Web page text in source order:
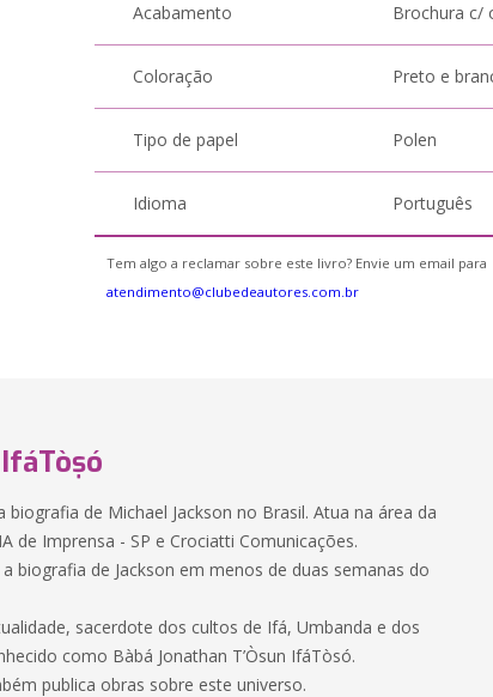
Acabamento Brochura c/
Coloração Preto e
Tipo de papel Polen
Idioma Português
Tem algo a reclamar sobre este livro? Envie um email para
atendimento@clubedeautores.com.br
de Michael Jackson no Brasil. Atua na área da
de Imprensa - SP e Crociatti Comunicações.
biografia de Jackson em menos de duas semanas do
sacerdote dos cultos de Ifá, Umbanda e dos
como Bàbá Jonathan T’Òsun IfáTòsó.
publica obras sobre este universo.